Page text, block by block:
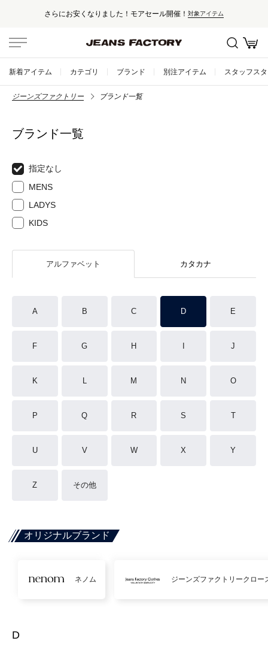
さらにお安くなりました！モアセール開催！ 対象アイテム
新着アイテム カテゴリ ブランド 別注アイテム スタッフス
ジーンズファクトリー ブランド一覧
ブランド一覧
指定なし
MENS
LADYS
KIDS
アルファベット カタカナ
A B C D E
F G H J
K L M N O
P Q R S T
U V W X Y
Z その他
オリジナルブランド
ネノム ジーンズファクトリークロー
D